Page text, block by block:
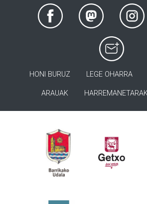
HONI BURUZ LEGE OHARRA
ARAUAK